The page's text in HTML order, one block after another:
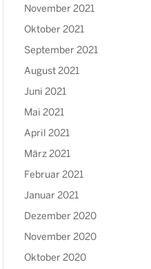
November 2021
Oktober 2021
September 2021
August 2021
Juni 2021
Mai 2021
April 2021
März 2021
Februar 2021
Januar 2021
Dezember 2020
November 2020
Oktober 2020